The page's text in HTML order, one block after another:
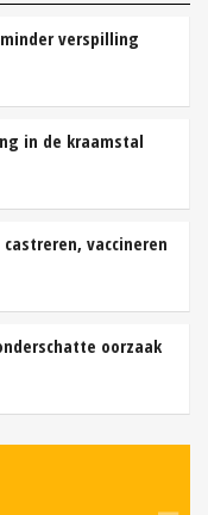
verspilling
in de kraamstal
vaccineren
oorzaak